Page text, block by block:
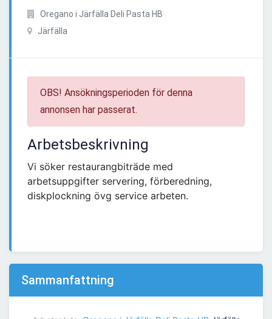
Oregano i Järfälla Deli Pasta HB
Järfälla
OBS! Ansökningsperioden för denna
annonsen har passerat.
Arbetsbeskrivning
Vi söker restaurangbiträde med
arbetsuppgifter servering, förberedning,
diskplockning övg service arbeten.
Sammanfattning